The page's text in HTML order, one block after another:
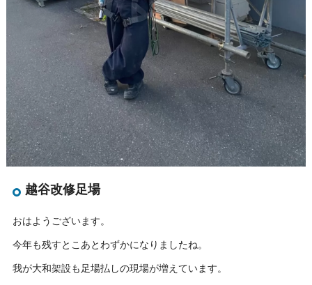
越谷改修足場
おはようございます。
今年も残すとこあとわずかになりましたね。
我が大和架設も足場払しの現場が増えています。